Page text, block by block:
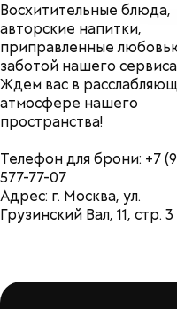
Восхитительные блюда,
авторские напитки,
приправленные
заботой нашего
Ждем вас в
атмосфере нашего
пространства!
Телефон для брони: +7
577-77-07
Адрес: г. Москва, ул.
Грузинский Вал, 11, стр. 3